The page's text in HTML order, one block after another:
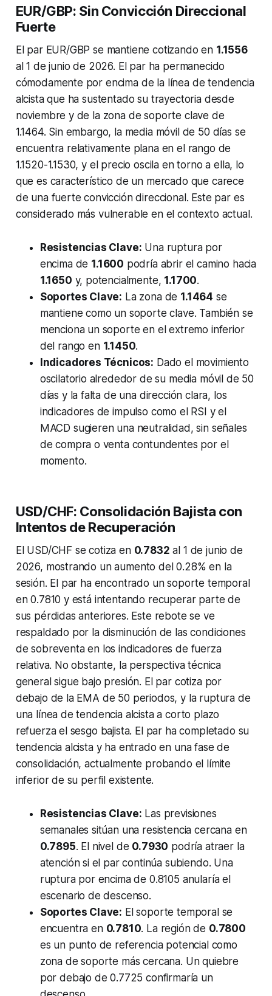
EUR/GBP: Sin Convicción Direccional
Fuerte
El par EUR/GBP se mantiene cotizando en 1.1556
al 1 de junio de 2026. El par ha permanecido
cómodamente por encima de la línea de tendencia
alcista que ha sustentado su trayectoria desde
noviembre y de la zona de soporte clave de
1.1464. Sin embargo, la media móvil de 50 días se
encuentra relativamente plana en el rango de
1.1520-1.1530, y el precio oscila en torno a ella, lo
que es característico de un mercado que carece
de una fuerte convicción direccional. Este par es
considerado más vulnerable en el contexto actual.
Resistencias Clave: Una ruptura por
encima de 1.1600 podría abrir el camino hacia
1.1650 y, potencialmente, 1.1700.
Soportes Clave: La zona de 1.1464 se
mantiene como un soporte clave. También se
menciona un soporte en el extremo inferior
del rango en 1.1450.
Indicadores Técnicos: Dado el movimiento
oscilatorio alrededor de su media móvil de 50
días y la falta de una dirección clara, los
indicadores de impulso como el RSI y el
MACD sugieren una neutralidad, sin señales
de compra o venta contundentes por el
momento.
USD/CHF: Consolidación Bajista con
Intentos de Recuperación
El USD/CHF se cotiza en 0.7832 al 1 de junio de
2026, mostrando un aumento del 0.28% en la
sesión. El par ha encontrado un soporte temporal
en 0.7810 y está intentando recuperar parte de
sus pérdidas anteriores. Este rebote se ve
respaldado por la disminución de las condiciones
de sobreventa en los indicadores de fuerza
relativa. No obstante, la perspectiva técnica
general sigue bajo presión. El par cotiza por
debajo de la EMA de 50 periodos, y la ruptura de
una línea de tendencia alcista a corto plazo
refuerza el sesgo bajista. El par ha completado su
tendencia alcista y ha entrado en una fase de
consolidación, actualmente probando el límite
inferior de su perfil existente.
Resistencias Clave: Las previsiones
semanales sitúan una resistencia cercana en
0.7895. El nivel de 0.7930 podría atraer la
atención si el par continúa subiendo. Una
ruptura por encima de 0.8105 anularía el
escenario de descenso.
Soportes Clave: El soporte temporal se
encuentra en 0.7810. La región de 0.7800
es un punto de referencia potencial como
zona de soporte más cercana. Un quiebre
por debajo de 0.7725 confirmaría un